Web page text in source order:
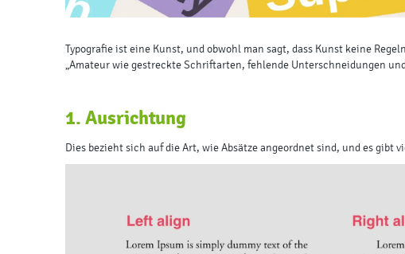
Typografie ist eine Kunst, und obwohl man sagt, dass Kunst keine
„Amateur wie gestreckte Schriftarten, fehlende Unterschneidungen
1. Ausrichtung
Dies bezieht sich auf die Art, wie Absätze angeordnet sind, und es gibt